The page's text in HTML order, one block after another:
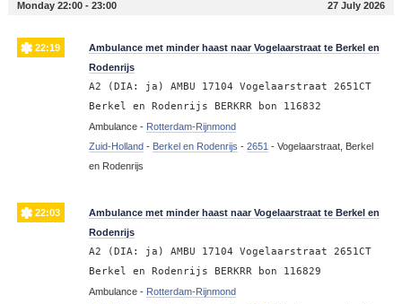
Monday 22:00 - 23:00 27 July 2026
22:19
Ambulance met minder haast naar Vogelaarstraat te Berkel en
Rodenrijs
A2 (DIA: ja) AMBU 17104 Vogelaarstraat 2651CT
Berkel en Rodenrijs BERKRR bon 116832
Ambulance - Rotterdam-Rijnmond
Zuid-Holland- Berkel en Rodenrijs - 2651 - Vogelaarstraat, Berkel
en Rodenrijs
22:03
Ambulance met minder haast naar Vogelaarstraat te Berkel en
Rodenrijs
A2 (DIA: ja) AMBU 17104 Vogelaarstraat 2651CT
Berkel en Rodenrijs BERKRR bon 116829
Ambulance - Rotterdam-Rijnmond